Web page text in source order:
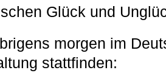
Glück und
morgen im
stattfinden: